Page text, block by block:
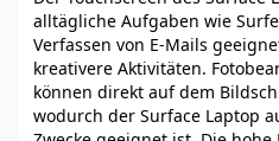
alltägliche Aufgaben wie
Verfassen von E-Mails
kreativere Aktivitäten.
können direkt auf dem
wodurch der Surface Laptop